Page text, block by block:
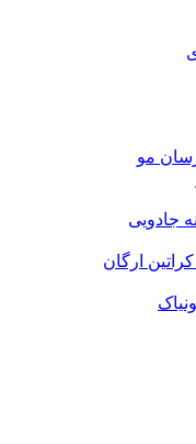
مو
جادویی
ارگان